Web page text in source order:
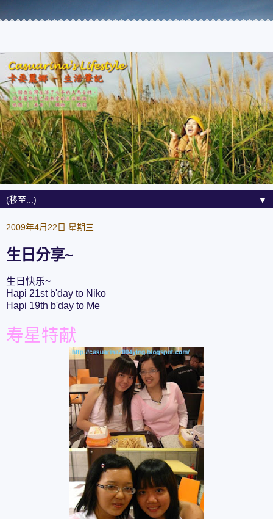
▼
2009年4月22日 星期三
生日分享~
生日快乐~
Hapi 21st b'day to Niko
Hapi 19th b'day to Me
寿星特献